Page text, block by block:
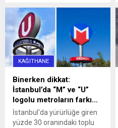
hatalı park nedeniyle
caddeyi araç trafiğine
kapattı. Araç sürücüleri ile
halk otobüsündeki
yurttaşlar, uzun bir süre
aracın sürücüsüne
ulaşmaya ...
KAĞITHANE
Binerken dikkat:
İstanbul’da “M” ve “U”
logolu metroların farkı…
İstanbul'da yürürlüğe giren
yüzde 30 oranındaki toplu